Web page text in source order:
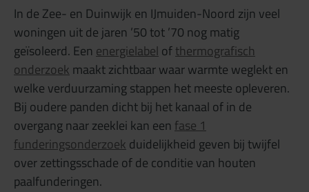
In de Zee- en Duinwijk en IJmuiden-Noord zijn veel
woningen uit de jaren ’50 tot ’70 nog matig
geïsoleerd. Een energielabel ofthermografisch
onderzoek maakt zichtbaar waar warmte weglekt en
welke verduurzaming stappen het meeste opleveren.
Bij oudere panden dicht bij het kanaal of in de
overgang naar zeeklei kan een fase 1
funderingsonderzoek duidelijkheid geven bij twijfel
over zettingsschade of de conditie van houten
paalfunderingen.